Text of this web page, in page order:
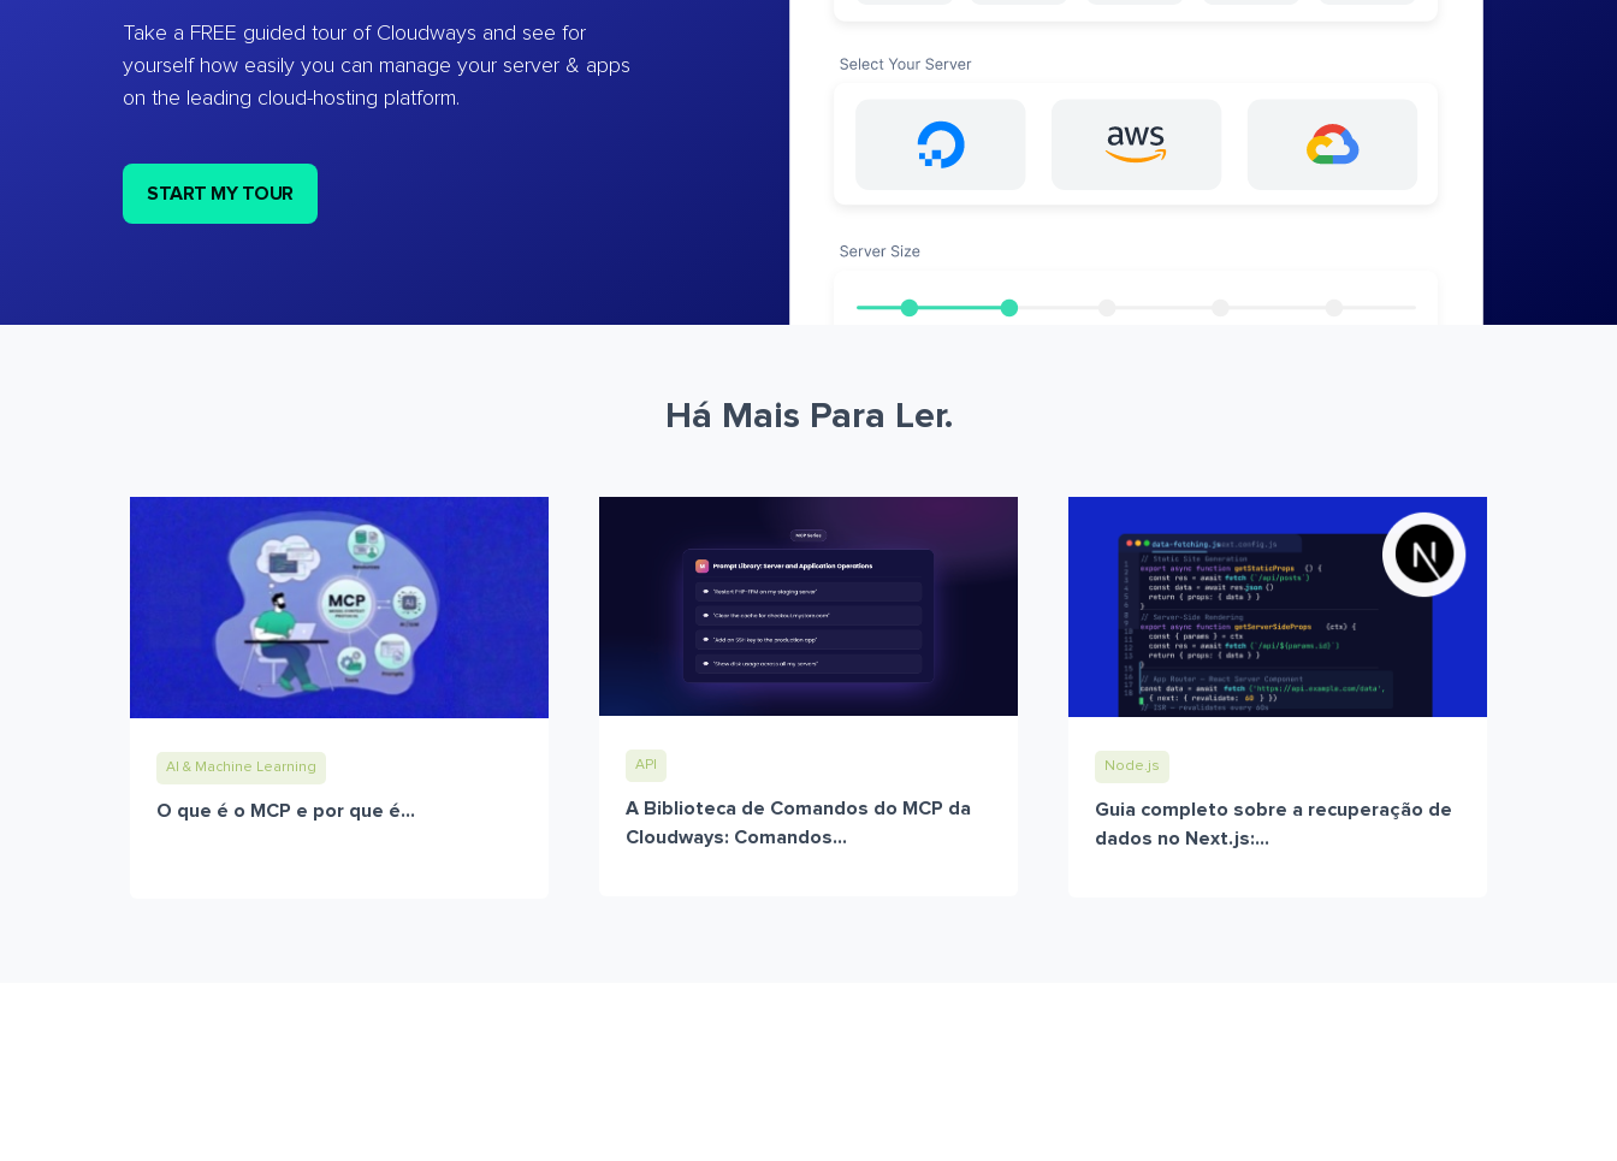
Take a FREE guided tour of Cloudways and see for
yourself how easily you can manage your server & apps
on the leading cloud-hosting platform.
START MY TOUR
Há Mais Para Ler.
AI & Machine Learning
O que é o MCP e por que é...
API
A Biblioteca de Comandos do MCP da
Cloudways: Comandos...
Node.js
Guia completo sobre a recuperação de
dados no Next.js:...